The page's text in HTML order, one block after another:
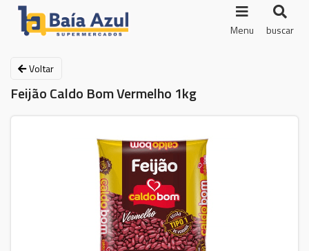
Menu buscar
Voltar
Feijão Caldo Bom Vermelho 1kg